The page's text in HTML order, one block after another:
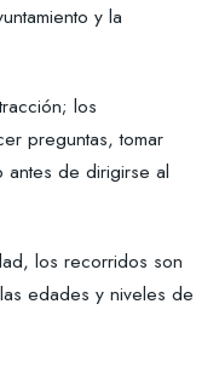
y la
los
preguntas, tomar
antes de dirigirse al
los recorridos son
edades y niveles de